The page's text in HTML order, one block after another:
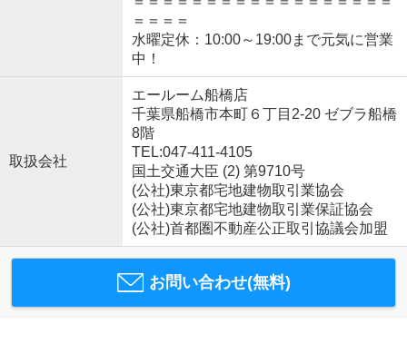
＝＝＝＝
水曜定休：10:00～19:00まで元気に営業
中！
取扱会社
エールーム船橋店
千葉県船橋市本町６丁目2-20 ゼブラ船橋
8階
TEL:047-411-4105
国土交通大臣 (2) 第9710号
(公社)東京都宅地建物取引業協会
(公社)東京都宅地建物取引業保証協会
(公社)首都圏不動産公正取引協議会加盟
お問い合わせ(無料)